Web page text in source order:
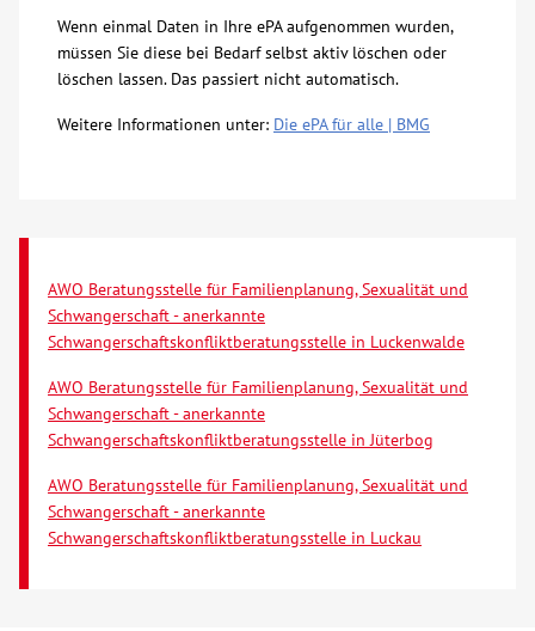
Veranstaltungen
Spenden
Ausbildung
Suche
Kontakt
Wenn einmal Daten in Ihre ePA aufgenommen wurden,
müssen Sie diese bei Bedarf selbst aktiv löschen oder
löschen lassen. Das passiert nicht automatisch.
Weitere Informationen unter: Die ePA für alle | BMG
AWO Beratungsstelle für Familienplanung, Sexualität und
Schwangerschaft - anerkannte
Schwangerschaftskonfliktberatungsstelle in Luckenwalde
AWO Beratungsstelle für Familienplanung, Sexualität und
Schwangerschaft - anerkannte
Schwangerschaftskonfliktberatungsstelle in Jüterbog
AWO Beratungsstelle für Familienplanung, Sexualität und
Schwangerschaft - anerkannte
Schwangerschaftskonfliktberatungsstelle in Luckau